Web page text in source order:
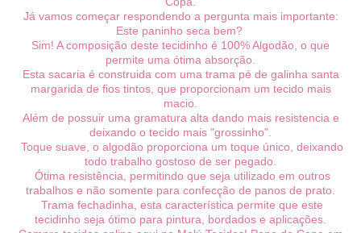
Já vamos começar respondendo a pergunta mais importante:
Este paninho seca bem?
Sim! A composição deste tecidinho é 100% Algodão, o que
permite uma ótima absorção.
Esta sacaria é construida com uma trama pé de galinha santa
margarida de fios tintos, que proporcionam um tecido mais
macio.
Além de possuir uma gramatura alta dando mais resistencia e
deixando o tecido mais "grossinho".
Toque suave, o algodão proporciona um toque único, deixando
todo trabalho gostoso de ser pegado.
Ótima resistência, permitindo que seja utilizado em outros
trabalhos e não somente para confecção de panos de prato.
Trama fechadinha, esta característica permite que este
tecidinho seja ótimo para pintura, bordados e aplicações.